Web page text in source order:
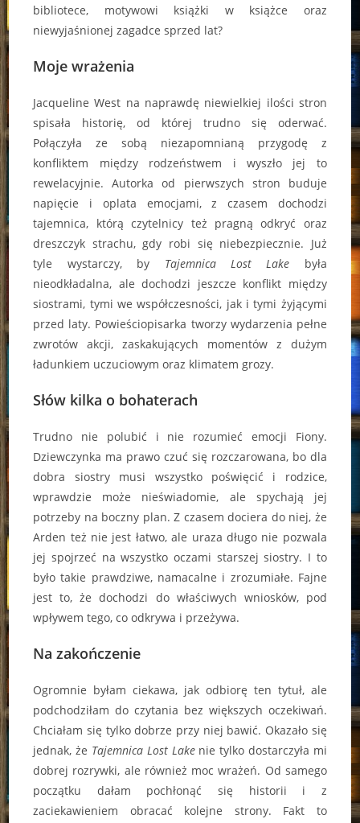
bibliotece, motywowi książki w książce oraz
niewyjaśnionej zagadce sprzed lat?
Moje wrażenia
Jacqueline West na naprawdę niewielkiej ilości stron
spisała historię, od której trudno się oderwać.
Połączyła ze sobą niezapomnianą przygodę z
konfliktem między rodzeństwem i wyszło jej to
rewelacyjnie. Autorka od pierwszych stron buduje
napięcie i oplata emocjami, z czasem dochodzi
tajemnica, którą czytelnicy też pragną odkryć oraz
dreszczyk strachu, gdy robi się niebezpiecznie. Już
tyle wystarczy, by Tajemnica Lost Lake była
nieodkładalna, ale dochodzi jeszcze konflikt między
siostrami, tymi we współczesności, jak i tymi żyjącymi
przed laty. Powieściopisarka tworzy wydarzenia pełne
zwrotów akcji, zaskakujących momentów z dużym
ładunkiem uczuciowym oraz klimatem grozy.
Słów kilka o bohaterach
Trudno nie polubić i nie rozumieć emocji Fiony.
Dziewczynka ma prawo czuć się rozczarowana, bo dla
dobra siostry musi wszystko poświęcić i rodzice,
wprawdzie może nieświadomie, ale spychają jej
potrzeby na boczny plan. Z czasem dociera do niej, że
Arden też nie jest łatwo, ale uraza długo nie pozwala
jej spojrzeć na wszystko oczami starszej siostry. I to
było takie prawdziwe, namacalne i zrozumiałe. Fajne
jest to, że dochodzi do właściwych wniosków, pod
wpływem tego, co odkrywa i przeżywa.
Na zakończenie
Ogromnie byłam ciekawa, jak odbiorę ten tytuł, ale
podchodziłam do czytania bez większych oczekiwań.
Chciałam się tylko dobrze przy niej bawić. Okazało się
jednak, że Tajemnica Lost Lakenie tylko dostarczyła mi
dobrej rozrywki, ale również moc wrażeń. Od samego
początku dałam pochłonąć się historii i z
zaciekawieniem obracać kolejne strony. Fakt to